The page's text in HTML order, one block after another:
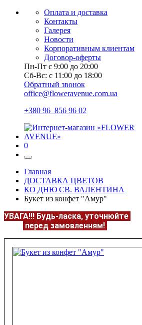
Оплата и доставка
Контакты
Галерея
Новости
Корпоративным клиентам
Договор-оферты
Пн-Пт с 9:00 до 20:00
Сб-Вс: с 11:00 до 18:00
Обратный звонок
office@floweravenue.com.ua
+380 96 856 96 02
0
Главная
ДОСТАВКА ЦВЕТОВ
КО ДНЮ СВ. ВАЛЕНТИНА
Букет из конфет "Амур"
УВАГА!!! Будь-ласка, уточнюйте
перед замовленням!